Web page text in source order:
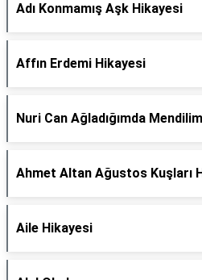
Adı Konmamış Aşk Hikayesi
Affın Erdemi Hikayesi
Nuri Can Ağladığımda
Ahmet Altan Ağustos Kuşları
Aile Hikayesi